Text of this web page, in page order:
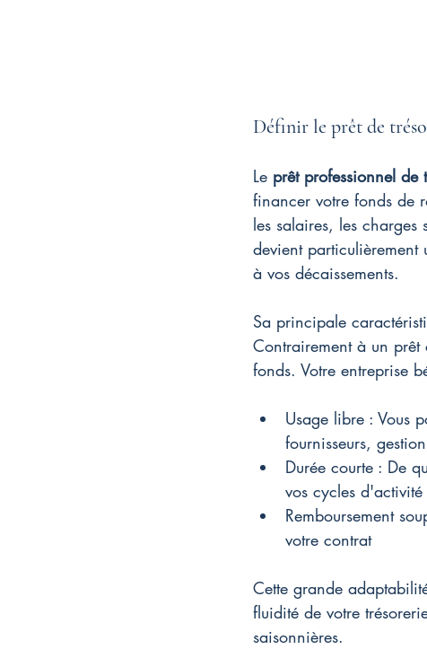
Définir le prêt de
Le prêt professionnel de
financer votre fonds de
les salaires, les charges
devient particulièrement
à vos décaissements.
Sa principale
Contrairement à un
fonds. Votre entreprise
Usage libre : Vous
fournisseurs,
Durée courte : De
vos cycles d'activité
Remboursement
votre contrat
Cette grande
fluidité de votre
saisonnières.